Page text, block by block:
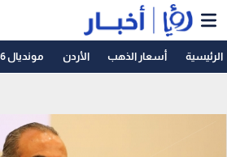
الرئيسية أسعار الذهب الأردن مونديال 2026